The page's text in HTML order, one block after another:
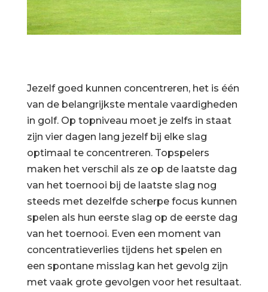
Jezelf goed kunnen concentreren, het is één
van de belangrijkste mentale vaardigheden
in golf. Op topniveau moet je zelfs in staat
zijn vier dagen lang jezelf bij elke slag
optimaal te concentreren. Topspelers
maken het verschil als ze op de laatste dag
van het toernooi bij de laatste slag nog
steeds met dezelfde scherpe focus kunnen
spelen als hun eerste slag op de eerste dag
van het toernooi. Even een moment van
concentratieverlies tijdens het spelen en
een spontane misslag kan het gevolg zijn
met vaak grote gevolgen voor het resultaat.